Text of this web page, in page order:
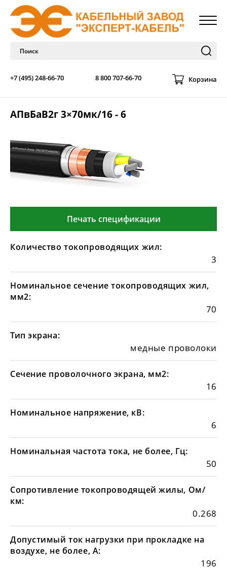
+7 (495) 248-66-70 8 800 707-66-70 Корзина
АПвБаВ2г 3×70мк/16 - 6
Печать спецификации
Количество токопроводящих жил:
3
Номинальное сечение токопроводящих жил,
мм2:
70
Тип экрана:
медные проволоки
Сечение проволочного экрана, мм2:
16
Номинальное напряжение, кВ:
6
Номинальная частота тока, не более, Гц:
50
Сопротивление токопроводящей жилы, Ом/
км:
0.268
Допустимый ток нагрузки при прокладке на
воздухе, не более, А:
196